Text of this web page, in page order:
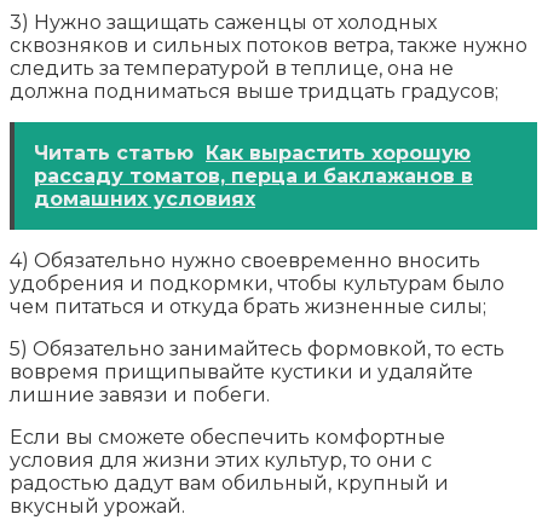
3) Нужно защищать саженцы от холодных
сквозняков и сильных потоков ветра, также нужно
следить за температурой в теплице, она не
должна подниматься выше тридцать градусов;
Читать статью Как вырастить хорошую
рассаду томатов, перца и баклажанов в
домашних условиях
4) Обязательно нужно своевременно вносить
удобрения и подкормки, чтобы культурам было
чем питаться и откуда брать жизненные силы;
5) Обязательно занимайтесь формовкой, то есть
вовремя прищипывайте кустики и удаляйте
лишние завязи и побеги.
Если вы сможете обеспечить комфортные
условия для жизни этих культур, то они с
радостью дадут вам обильный, крупный и
вкусный урожай.